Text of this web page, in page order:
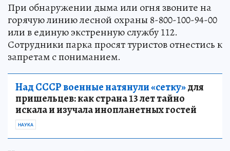
При обнаружении дыма или огня звоните на
горячую линию лесной охраны 8-800-100-94-00
или в единую экстренную службу 112.
Сотрудники парка просят туристов отнестись к
запретам с пониманием.
Над СССР военные натянули «сетку»для
пришельцев: как страна 13 лет тайно
искала и изучала инопланетных гостей
НАУКА